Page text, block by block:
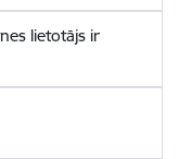
lietotājs ir